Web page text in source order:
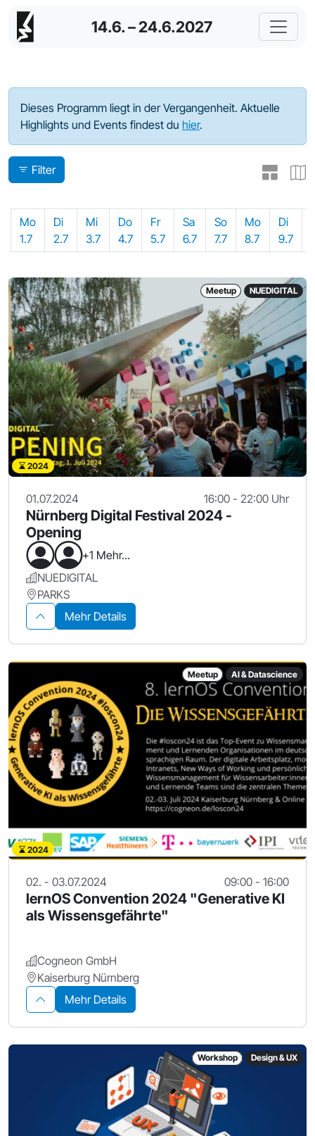
14.6. – 24.6.2027
Programm - 2024
Dieses Programm liegt in der Vergangenheit. Aktuelle
Highlights und Events findest du hier.
Filter
Mo
1.7
Di
2.7
Mi
3.7
Do
4.7
Fr
5.7
Sa
6.7
So
7.7
Mo
8.7
Di
9.7
Meetup NUEDIGITAL
2024
01.07.2024 16:00 - 22:00 Uhr
Nürnberg Digital Festival 2024 -
Opening
+1 Mehr...
NUEDIGITAL
PARKS
Mehr Details
Meetup AI & Datascience
2024
02. - 03.07.2024 09:00 - 16:00
lernOS Convention 2024 "Generative KI
als Wissensgefährte"
Cogneon GmbH
Kaiserburg Nürnberg
Mehr Details
Workshop Design & UX